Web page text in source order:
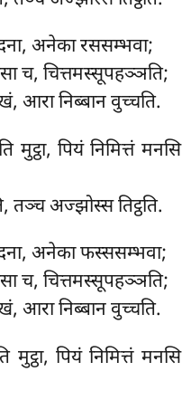
अनेका रससम्भवा;
च, चित्तमस्सूपहञ्ञति;
आरा निब्बान वुच्चति.
मुट्ठा, पियं निमित्तं मनसि
तञ्च अज्झोस्स तिट्ठति.
अनेका फस्ससम्भवा;
च, चित्तमस्सूपहञ्ञति;
आरा निब्बान वुच्चति.
मुट्ठा, पियं निमित्तं मनसि